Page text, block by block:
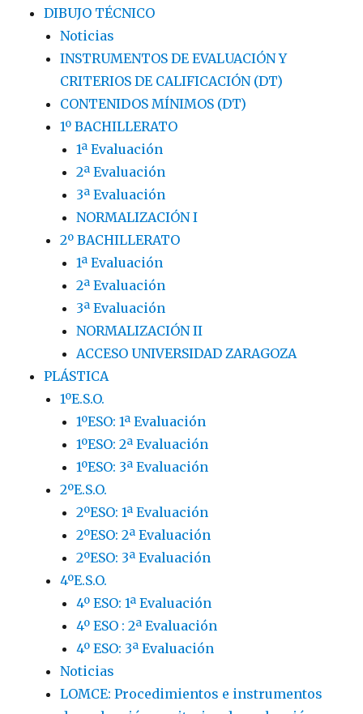
DIBUJO TÉCNICO
Noticias
INSTRUMENTOS DE EVALUACIÓN Y
CRITERIOS DE CALIFICACIÓN (DT)
CONTENIDOS MÍNIMOS (DT)
1º BACHILLERATO
1ª Evaluación
2ª Evaluación
3ª Evaluación
NORMALIZACIÓN I
2º BACHILLERATO
1ª Evaluación
2ª Evaluación
3ª Evaluación
NORMALIZACIÓN II
ACCESO UNIVERSIDAD ZARAGOZA
PLÁSTICA
1ºE.S.O.
1ºESO: 1ª Evaluación
1ºESO: 2ª Evaluación
1ºESO: 3ª Evaluación
2ºE.S.O.
2ºESO: 1ª Evaluación
2ºESO: 2ª Evaluación
2ºESO: 3ª Evaluación
4ºE.S.O.
4º ESO: 1ª Evaluación
4º ESO : 2ª Evaluación
4º ESO: 3ª Evaluación
Noticias
LOMCE: Procedimientos e instrumentos